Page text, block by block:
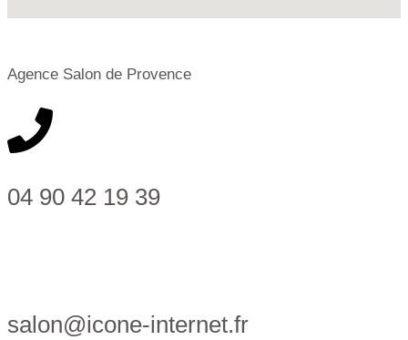
Agence Salon de Provence
04 90 42 19 39
salon@icone-internet.fr